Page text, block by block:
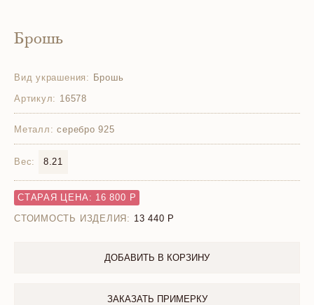
Брошь
Вид украшения: Брошь
Артикул: 16578
Металл: серебро 925
Вес: 8.21
СТАРАЯ ЦЕНА: 16 800 Р
СТОИМОСТЬ ИЗДЕЛИЯ: 13 440
ДОБАВИТЬ В КОРЗИНУ
ЗАКАЗАТЬ ПРИМЕРКУ